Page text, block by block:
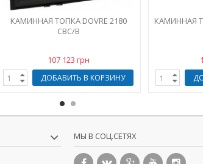
КАМИННАЯ ТОПКА DOVRE 2180
CBC/B
107 123 грн
ДОБАВИТЬ В КОРЗИНУ
КАМИННАЯ
МЫ В СОЦ.СЕТЯХ